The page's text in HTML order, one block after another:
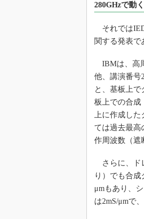
280GHzで動
それでは
関する発表で
IBMは、高
他、講演番号
と、基板上
板上での合成
上に作成し
ては過去最高
作周波数（遮
さらに、ド
り）でも合
μmもあり、
は2mS/μmで